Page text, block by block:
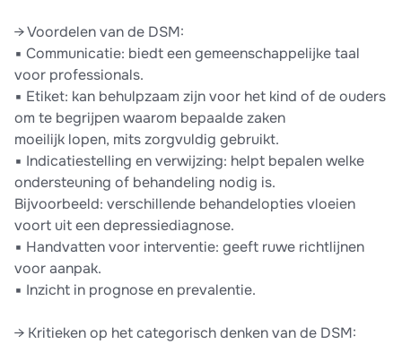
→ Voordelen van de DSM:
▪ Communicatie: biedt een gemeenschappelijke taal
voor professionals.
▪ Etiket: kan behulpzaam zijn voor het kind of de ouders
om te begrijpen waarom bepaalde zaken
moeilijk lopen, mits zorgvuldig gebruikt.
▪ Indicatiestelling en verwijzing: helpt bepalen welke
ondersteuning of behandeling nodig is.
Bijvoorbeeld: verschillende behandelopties vloeien
voort uit een depressiediagnose.
▪ Handvatten voor interventie: geeft ruwe richtlijnen
voor aanpak.
▪ Inzicht in prognose en prevalentie.
→ Kritieken op het categorisch denken van de DSM: